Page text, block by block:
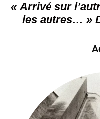
« Arrivé sur
les autres… »